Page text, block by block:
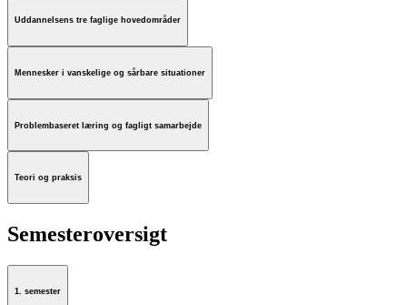
Uddannelsens tre faglige hovedområder
Mennesker i vanskelige og sårbare situationer
Problembaseret læring og fagligt samarbejde
Teori og praksis
Semesteroversigt
1. semester